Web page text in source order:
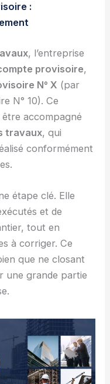
:
, l’entreprise
provisoire,
N° X (par
N° 10). Ce
accompagné
travaux, qui
conformément
étape clé. Elle
et de
tout en
à corriger. Ce
que ne closant
une grande partie